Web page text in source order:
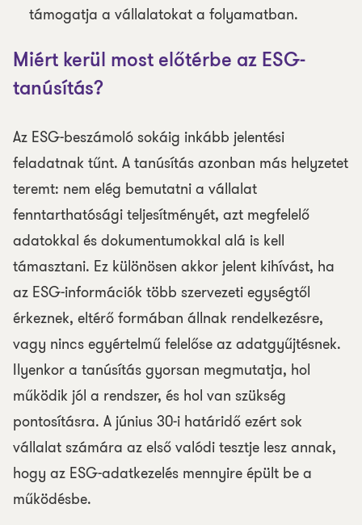
támogatja a vállalatokat a folyamatban.
Miért kerül most előtérbe az ESG-
tanúsítás?
Az ESG-beszámoló sokáig inkább jelentési
feladatnak tűnt. A tanúsítás azonban más helyzetet
teremt: nem elég bemutatni a vállalat
fenntarthatósági teljesítményét, azt megfelelő
adatokkal és dokumentumokkal alá is kell
támasztani. Ez különösen akkor jelent kihívást, ha
az ESG-információk több szervezeti egységtől
érkeznek, eltérő formában állnak rendelkezésre,
vagy nincs egyértelmű felelőse az adatgyűjtésnek.
Ilyenkor a tanúsítás gyorsan megmutatja, hol
működik jól a rendszer, és hol van szükség
pontosításra. A június 30-i határidő ezért sok
vállalat számára az első valódi tesztje lesz annak,
hogy az ESG-adatkezelés mennyire épült be a
működésbe.